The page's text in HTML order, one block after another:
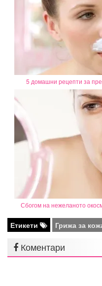
5 домашни рецепти за
Сбогом на нежеланото
Етикети Грижа за
Коментари